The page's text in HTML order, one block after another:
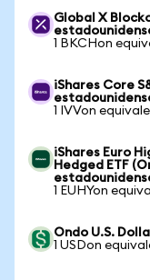
Global X
1 BKCHon
iShares Core
1 IVVon
iShares Euro
Hedged ETF
1 EUHYon
Ondo U.S.
1 USDon